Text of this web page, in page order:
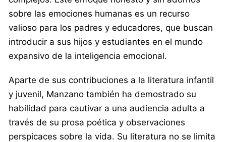
sobre las emociones humanas es un recurso
valioso para los padres y educadores, que buscan
introducir a sus hijos y estudiantes en el mundo
expansivo de la inteligencia emocional.
Aparte de sus contribuciones a la literatura infantil
y juvenil, Manzano también ha demostrado su
habilidad para cautivar a una audiencia adulta a
través de su prosa poética y observaciones
perspicaces sobre la vida. Su literatura no se limita